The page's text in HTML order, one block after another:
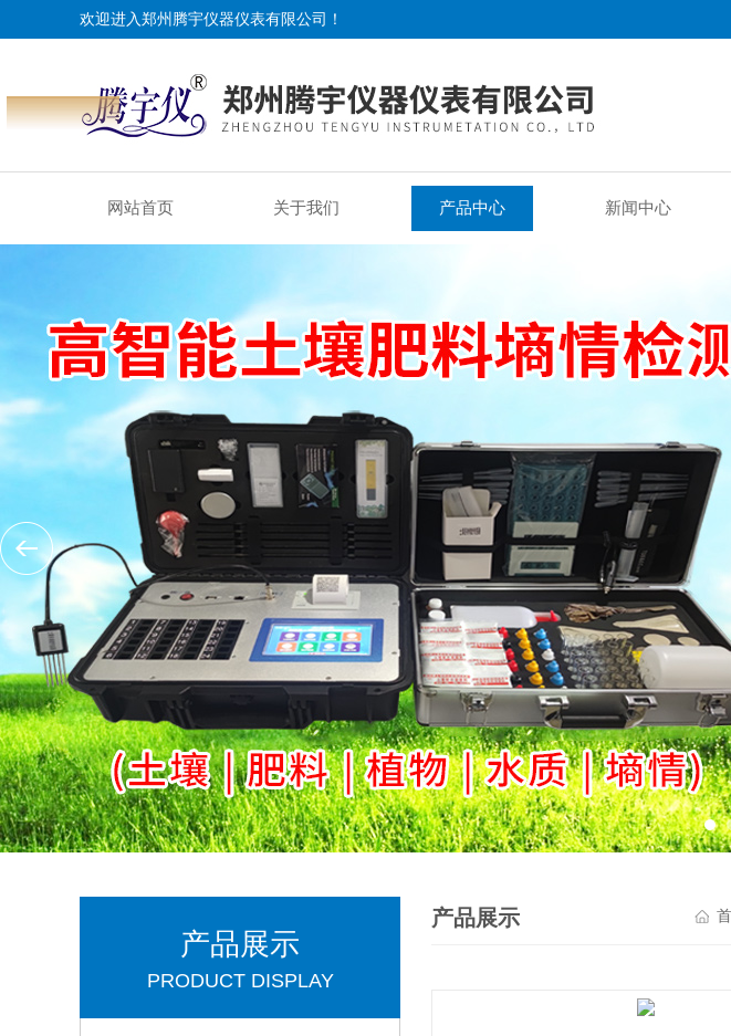
欢迎进入郑州腾宇仪器仪表有限公司！
网站首页 关于我们 产品中心 新闻中心
产品展示
PRODUCT DISPLAY
产品展示